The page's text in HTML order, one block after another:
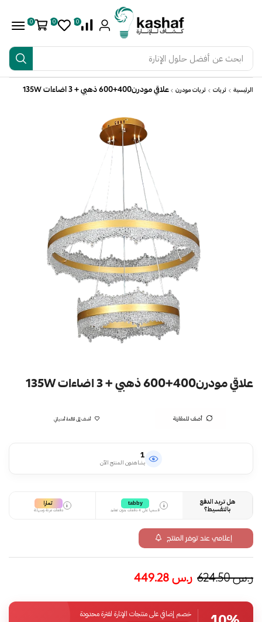
ابحث عن أفضل حلول الإنارة
0
0
0
الرئيسية ثريات ثريات مودرن علاقي مودرن400+600 ذهبي + 3 اضاءات 135W
علاقي مودرن400+600 ذهبي + 3 اضاءات 135W
أضف للمقارنة أضف إلى قائمة أمنياتي
1
يشاهدون المنتج الآن
هل تريد الدفع
بالتقسيط؟
i
tabby
قسمها على 4 دفعات بدون تعقيد
i تمارا
دفعات مرنة وسهلة
إعلامي عند توفر المنتج
ر.س624.50 ر.س
خصم إضافي على منتجات الإنارة لفترة محدودة